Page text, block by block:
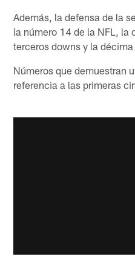
Además, la defensa de la
la número 14 de la NFL, la
terceros downs y la
Números que demuestran
referencia a las primeras